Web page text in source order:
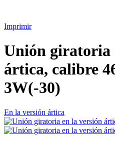
Imprimir
Unión giratoria
ártica, calibre
3W(-30)
En la versión ártica